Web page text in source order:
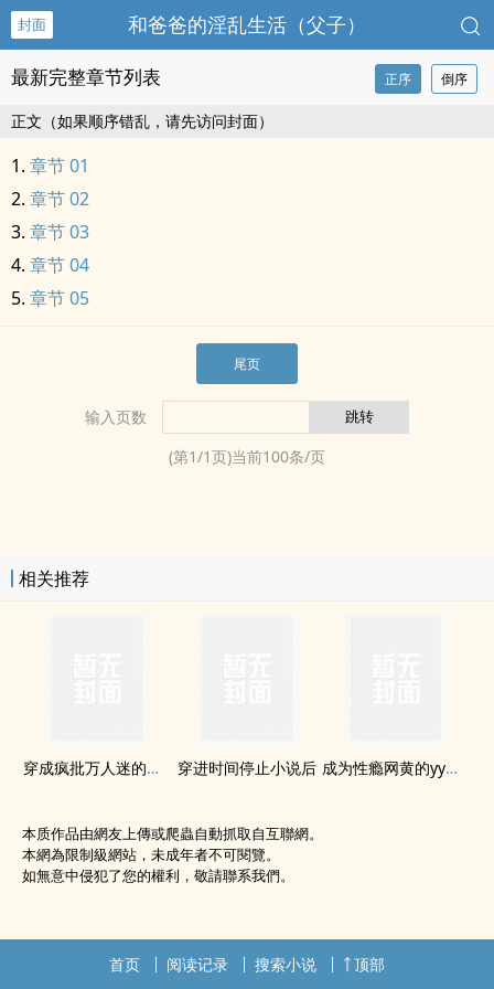
封面 和爸爸的‌‎淫‌乱‍‌生活（父子）
最新完整章节列表 正序 倒序
正文（如果顺序错乱，请先访问封面）
章节 01
章节 02
章节 03
章节 04
章节 05
尾页
输入页数
(第1/1页)当前100条/页
相关推荐
穿成疯批万人迷的舔狗 穿进时间停止小说后 成为性瘾网黄的yy对象后（双‎‍‍1‍v‍1‌‎‌）
本质作品由網友上傳或爬蟲自動抓取自互聯網。
本網為限制級網站，未成年者不可閱覽。
如無意中侵犯了您的權利，敬請聯系我們。
首页 阅读记录 搜索小说 顶部